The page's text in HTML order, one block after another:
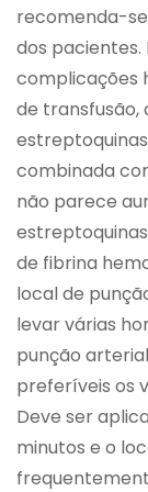
recomenda-
dos pacientes.
complicações
de
combinada
não parece
de fibrina
local de
levar várias
punção
preferíveis os
Deve ser
minutos e o